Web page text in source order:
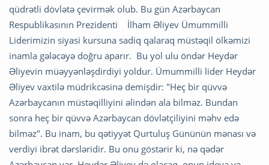
qüdrətli dövlətə çevirmək olub. Bu gün Azərbaycan
Respublikasının Prezidenti İlham Əliyev Ümummilli
Liderimizin siyasi kursuna sadiq qalaraq müstəqil ölkəmizi
inamla gələcəyə doğru aparır. Bu yol ulu öndər Heydər
Əliyevin müəyyənləşdirdiyi yoldur. Ümummilli lider Heydər
Əliyev vaxtilə müdrikcəsinə demişdir: "Heç bir qüvvə
Azərbaycanın müstəqilliyini əlindən ala bilməz. Bundan
sonra heç bir qüvvə Azərbaycan dövlətçiliyini məhv edə
bilməz". Bu inam, bu qətiyyət Qurtuluş Gününün mənası və
verdiyi ibrət dərsləridir. Bu onu göstərir ki, nə qədər